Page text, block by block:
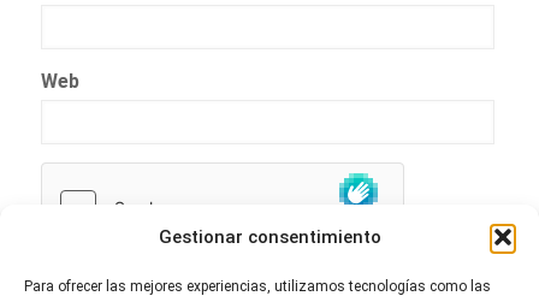
Gestionar consentimiento
Para ofrecer las mejores experiencias, utilizamos tecnologías como las
Web